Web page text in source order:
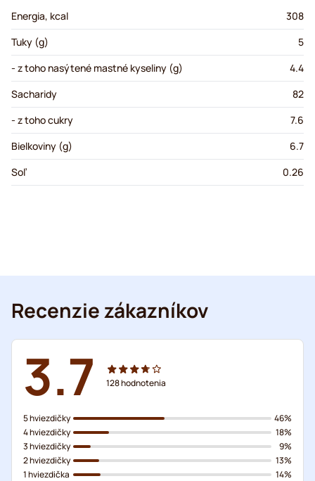
Energia, kcal
308
Tuky (g)
5
- z toho nasýtené mastné kyseliny (g)
4.4
Sacharidy
82
- z toho cukry
7.6
Bielkoviny (g)
6.7
Soľ
0.26
Recenzie zákazníkov
3.7 128hodnotenia
5 hviezdičky
4 hviezdičky
3 hviezdičky
2 hviezdičky
1 hviezdička
46%
18%
9%
13%
14%